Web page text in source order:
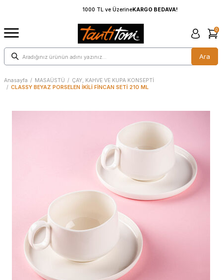
1000 TL ve ÜzerineKARGO BEDAVA!
Ara
0
Anasayfa / MASAÜSTÜ / ÇAY, KAHVE VE KUPA KONSEPTİ
/ CLASSY BEYAZ PORSELEN İKİLİ FİNCAN SETİ 210 ML